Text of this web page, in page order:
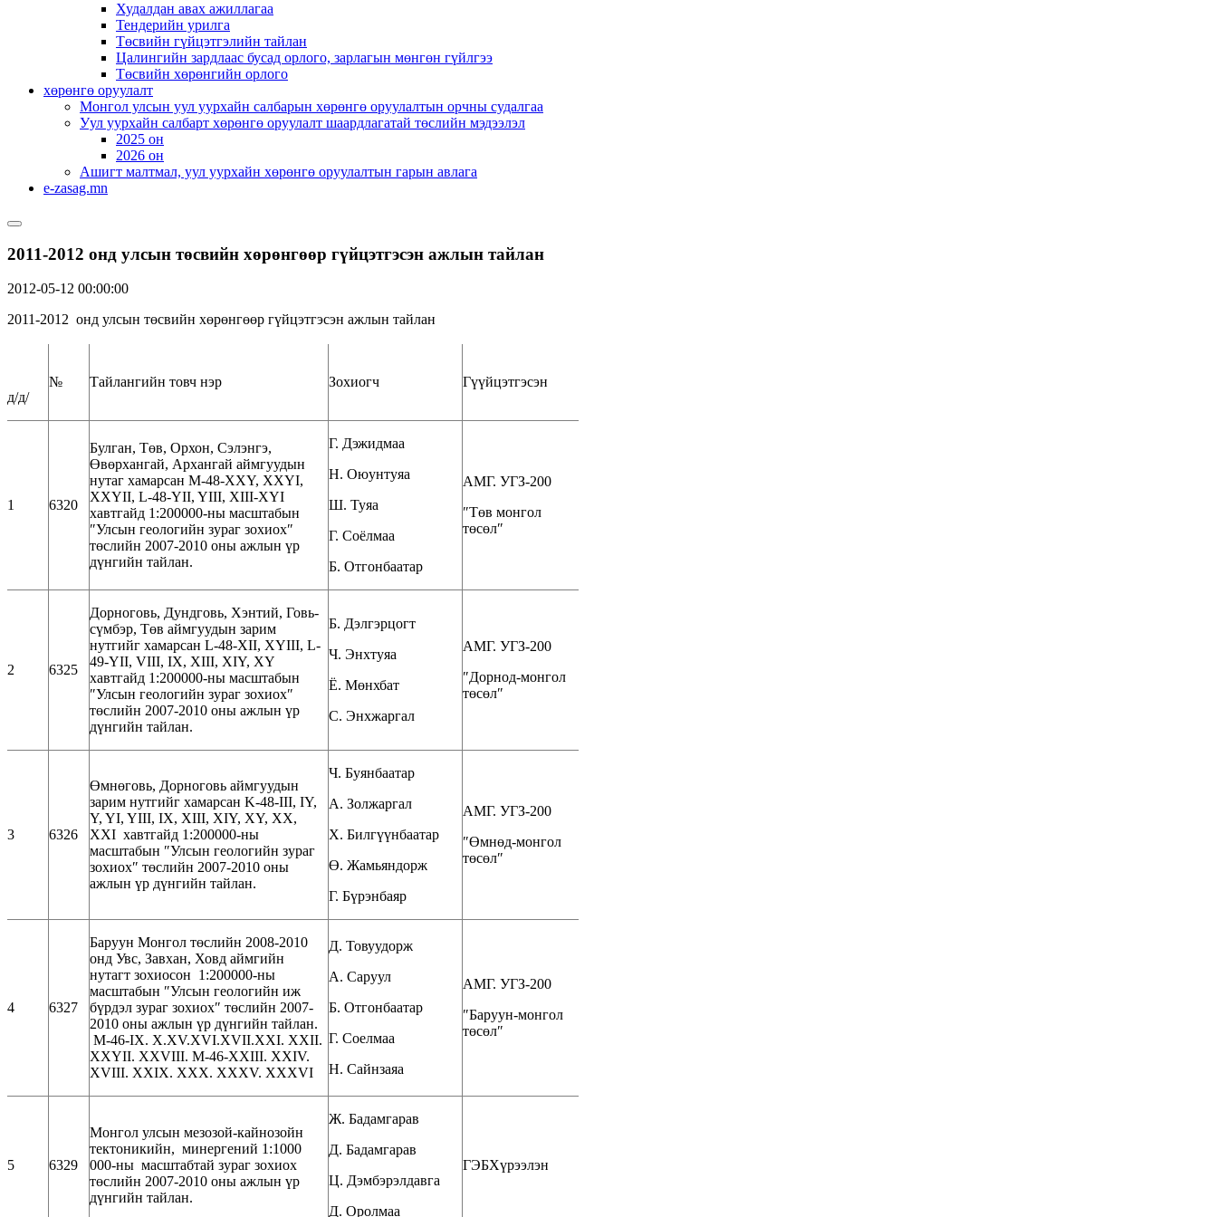
Худалдан авах ажиллагаа
Тендерийн урилга
Төсвийн гүйцэтгэлийн тайлан
Цалингийн зардлаас бусад орлого, зарлагын мөнгөн гүйлгээ
Төсвийн хөрөнгийн орлого
хөрөнгө оруулалт
Монгол улсын уул уурхайн салбарын хөрөнгө оруулалтын орчны судалгаа
Уул уурхайн салбарт хөрөнгө оруулалт шаардлагатай төслийн мэдээлэл
2025 он
2026 он
Ашигт малтмал, уул уурхайн хөрөнгө оруулалтын гарын авлага
e-zasag.mn
2011-2012 онд улсын төсвийн хөрөнгөөр гүйцэтгэсэн ажлын тайлан
2012-05-12 00:00:00
2011-2012 онд улсын төсвийн хөрөнгөөр гүйцэтгэсэн ажлын тайлан
д/д/
№ Тайлангийн товч нэр Зохиогч Гүүйцэтгэсэн
1 6320
Булган, Төв, Орхон, Сэлэнгэ,
Өвөрхангай, Архангай аймгуудын
нутаг хамарсан M-48-XXY, XXYI,
XXYII, L-48-YII, YIII, XIII-XYI
хавтгайд 1:200000-ны масштабын
″Улсын геологийн зураг зохиох″
төслийн 2007-2010 оны ажлын үр
дүнгийн тайлан.
Г. Дэжидмаа
Н. Оюунтуяа
Ш. Туяа
Г. Соёлмаа
Б. Отгонбаатар
АМГ. УГЗ-200
″Төв монгол
төсөл″
2 6325
Дорноговь, Дундговь, Хэнтий, Говь-
сүмбэр, Төв аймгуудын зарим
нутгийг хамарсан L-48-XII, XYIII, L-
49-YII, VIII, IX, XIII, XIY, XY
хавтгайд 1:200000-ны масштабын
″Улсын геологийн зураг зохиох″
төслийн 2007-2010 оны ажлын үр
дүнгийн тайлан.
Б. Дэлгэрцогт
Ч. Энхтуяа
Ё. Мөнхбат
С. Энхжаргал
АМГ. УГЗ-200
″Дорнод-монгол
төсөл″
3 6326
Өмнөговь, Дорноговь аймгуудын
зарим нутгийг хамарсан K-48-III, IY,
Y, YI, YIII, IX, XIII, XIY, XY, XX,
XXI хавтгайд 1:200000-ны
масштабын ″Улсын геологийн зураг
зохиох″ төслийн 2007-2010 оны
ажлын үр дүнгийн тайлан.
Ч. Буянбаатар
А. Золжаргал
Х. Билгүүнбаатар
Ө. Жамьяндорж
Г. Бүрэнбаяр
АМГ. УГЗ-200
″Өмнөд-монгол
төсөл″
4 6327
Баруун Монгол төслийн 2008-2010
онд Увс, Завхан, Ховд аймгийн
нутагт зохиосон 1:200000-ны
масштабын ″Улсын геологийн иж
бүрдэл зураг зохиох″ төслийн 2007-
2010 оны ажлын үр дүнгийн тайлан.
M-46-IX. X.XV.XVI.XVII.XXI. XXII.
XXYII. XXVIII. M-46-XXIII. XXIV.
XVIII. XXIX. XXX. XXXV. XXXVI
Д. Товуудорж
А. Саруул
Б. Отгонбаатар
Г. Соелмаа
Н. Сайнзаяа
АМГ. УГЗ-200
″Баруун-монгол
төсөл″
5 6329
Монгол улсын мезозой-кайнозойн
тектоникийн, минергений 1:1000
000-ны масштабтай зураг зохиох
төслийн 2007-2010 оны ажлын үр
дүнгийн тайлан.
Ж. Бадамгарав
Д. Бадамгарав
Ц. Дэмбэрэлдавга
Д. Оролмаа
ГЭБХүрээлэн